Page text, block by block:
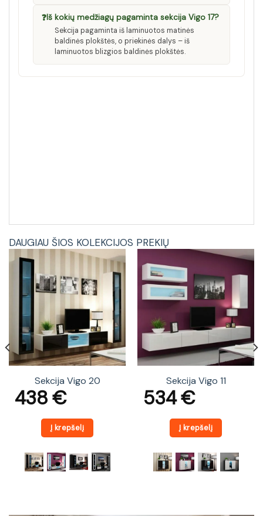
❓Iš kokių medžiagų pagaminta sekcija Vigo 17?
Sekcija pagaminta iš laminuotos matinės
baldinės plokštės, o priekinės dalys – iš
laminuotos blizgios baldinės plokštės.
DAUGIAU ŠIOS KOLEKCIJOS PREKIŲ
Sekcija Vigo 20
438€
Į krepšelį
Sekcija Vigo 11
534€
Į krepšelį